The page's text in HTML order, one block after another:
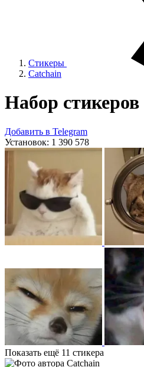
Стикеры
Catchain
Набор стикеров
Добавить в Telegram
Установок: 1 390 578
Показать ещё 11 стикера